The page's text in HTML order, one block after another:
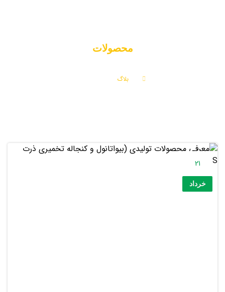
محصولات
بلاگ
21
خرداد